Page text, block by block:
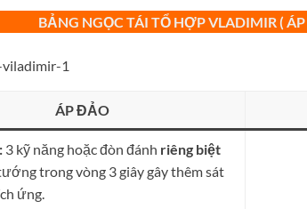
BẢNG NGỌC TÁI TỔ HỢP VLADIMIR (
ÁP ĐẢO
3 kỹ năng hoặc đòn đánh riêng biệt
trong vòng 3 giây gây thêm sát
ứng.